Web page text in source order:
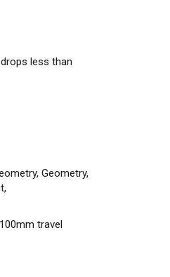
less than
Geometry,
travel